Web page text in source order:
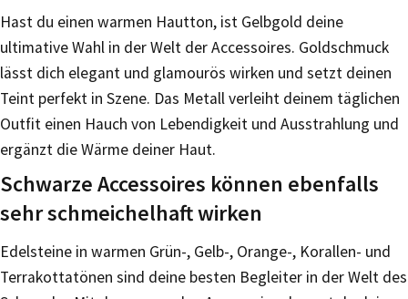
Hast du einen warmen Hautton, ist Gelbgold deine
ultimative Wahl in der Welt der Accessoires. Goldschmuck
lässt dich elegant und glamourös wirken und setzt deinen
Teint perfekt in Szene. Das Metall verleiht deinem täglichen
Outfit einen Hauch von Lebendigkeit und Ausstrahlung und
ergänzt die Wärme deiner Haut.
Schwarze Accessoires können ebenfalls
sehr schmeichelhaft wirken
Edelsteine in warmen Grün-, Gelb-, Orange-, Korallen- und
Terrakottatönen sind deine besten Begleiter in der Welt des